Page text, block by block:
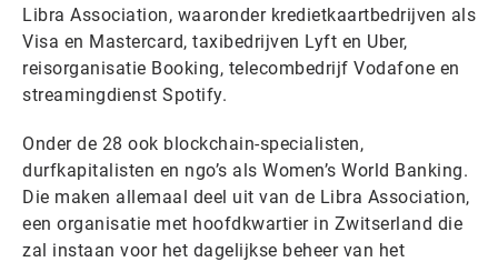
Libra Association, waaronder kredietkaartbedrijven als
Visa en Mastercard, taxibedrijven Lyft en Uber,
reisorganisatie Booking, telecombedrijf Vodafone en
streamingdienst Spotify.
Onder de 28 ook blockchain-specialisten,
durfkapitalisten en ngo’s als Women’s World Banking.
Die maken allemaal deel uit van de Libra Association,
een organisatie met hoofdkwartier in Zwitserland die
zal instaan voor het dagelijkse beheer van het